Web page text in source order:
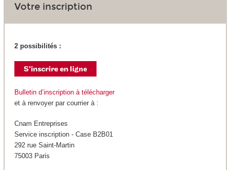
Votre inscription
2 possibilités :
Bulletin d’inscription à télécharger
et à renvoyer par courrier à :
Cnam Entreprises
Service inscription - Case B2B01
292 rue Saint-Martin
75003 Paris